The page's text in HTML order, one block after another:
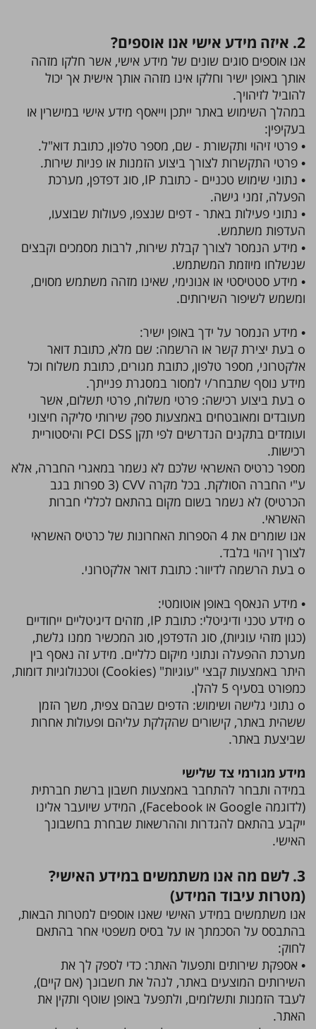
2. איזה מידע אישי אנו אוספים?
אנו אוספים סוגים שונים של מידע אישי, אשר חלקו מזהה
אותך באופן ישיר וחלקו אינו מזהה אותך אישית אך יכול
להוביל לזיהויך.
במהלך השימוש באתר ייתכן וייאסף מידע אישי במישרין או
בעקיפין:
• פרטי זיהוי ותקשורת - שם, מספר טלפון, כתובת דוא"ל.
• פרטי התקשרות לצורך ביצוע הזמנות או פניות שירות.
• נתוני שימוש טכניים - כתובת IP, סוג דפדפן, מערכת
הפעלה, זמני גישה.
• נתוני פעילות באתר - דפים שנצפו, פעולות שבוצעו,
העדפות משתמש.
• מידע הנמסר לצורך קבלת שירות, לרבות מסמכים וקבצים
שנשלחו מיוזמת המשתמש.
• מידע סטטיסטי או אנונימי, שאינו מזהה משתמש מסוים,
ומשמש לשיפור השירותים.
• מידע הנמסר על ידך באופן ישיר:
o בעת יצירת קשר או הרשמה: שם מלא, כתובת דואר
אלקטרוני, מספר טלפון, כתובת מגורים, כתובת משלוח וכל
מידע נוסף שתבחר/י למסור במסגרת פנייתך.
o בעת ביצוע רכישה: פרטי משלוח, פרטי תשלום, אשר
מעובדים ומאובטחים באמצעות ספק שירותי סליקה חיצוני
ועומדים בתקנים הנדרשים לפי תקן PCI DSS והיסטוריית
רכישות.
מספר כרטיס האשראי שלכם לא נשמר במאגרי החברה, אלא
ע"י החברה הסולקת. בכל מקרה CVV (3 ספרות בגב
הכרטיס) לא נשמר בשום מקום בהתאם לכללי חברות
האשראי.
אנו שומרים את 4 הספרות האחרונות של כרטיס האשראי
לצורך זיהוי בלבד.
o בעת הרשמה לדיוור: כתובת דואר אלקטרוני.
• מידע הנאסף באופן אוטומטי:
o מידע טכני ודיגיטלי: כתובת IP, מזהים דיגיטליים ייחודיים
(כגון מזהי עוגיות), סוג הדפדפן, סוג המכשיר ממנו גלשת,
מערכת ההפעלה ונתוני מיקום כלליים. מידע זה נאסף בין
היתר באמצעות קבצי "עוגיות" (Cookies) וטכנולוגיות דומות,
כמפורט בסעיף 5 להלן.
o נתוני גלישה ושימוש: הדפים שבהם צפית, משך הזמן
ששהית באתר, קישורים שהקלקת עליהם ופעולות אחרות
שביצעת באתר.
מידע מגורמי צד שלישי
במידה ותבחר להתחבר באמצעות חשבון ברשת חברתית
(לדוגמה Google או Facebook), המידע שיועבר אלינו
ייקבע בהתאם להגדרות וההרשאות שבחרת בחשבונך
האישי.
3. לשם מה אנו משתמשים במידע האישי?
(מטרות עיבוד המידע)
אנו משתמשים במידע האישי שאנו אוספים למטרות הבאות,
בהתבסס על הסכמתך או על בסיס משפטי אחר בהתאם
לחוק:
• אספקת שירותים ותפעול האתר: כדי לספק לך את
השירותים המוצעים באתר, לנהל את חשבונך (אם קיים),
לעבד הזמנות ותשלומים, ולתפעל באופן שוטף ותקין את
האתר.